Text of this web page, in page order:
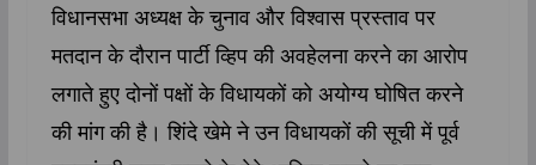
विधानसभा अध्यक्ष के चुनाव और विश्वास प्रस्ताव पर
मतदान के दौरान पार्टी व्हिप की अवहेलना करने का आरोप
लगाते हुए दोनों पक्षों के विधायकों को अयोग्य घोषित करने
की मांग की है। शिंदे खेमे ने उन विधायकों की सूची में पूर्व